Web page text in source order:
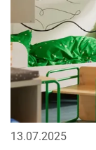
13.07.2025